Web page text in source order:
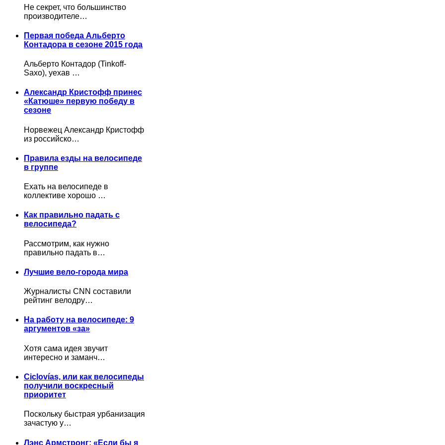
Не секрет, что большинство
производителе…
Первая победа Альберто
Контадора в сезоне 2015 года
Альберто Контадор (Tinkoff-
Saxo), уехав …
Александр Кристофф принес
«Катюше» первую победу в
сезоне
Норвежец Александр Кристофф
из российско…
Правила езды на велосипеде
в группе
Ехать на велосипеде в
коллективе хорошо …
Как правильно падать с
велосипеда?
Рассмотрим, как нужно
правильно падать в…
Лучшие вело-города мира
Журналисты CNN составили
рейтинг велодру…
На работу на велосипеде: 9
аргументов «за»
Хотя сама идея звучит
интересно и заманч…
Ciclovías, или как велосипеды
получили воскресный
приоритет
Поскольку быстрая урбанизация
зачастую у…
Лэнс Армстронг: «Если бы я